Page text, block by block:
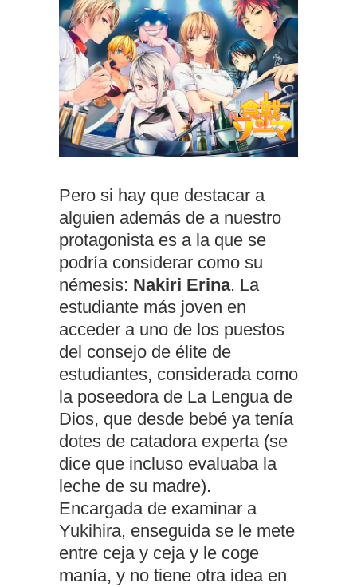
Pero si hay que destacar a
alguien además de a nuestro
protagonista es a la que se
podría considerar como su
némesis: Nakiri Erina. La
estudiante más joven en
acceder a uno de los puestos
del consejo de élite de
estudiantes, considerada como
la poseedora de La Lengua de
Dios, que desde bebé ya tenía
dotes de catadora experta (se
dice que incluso evaluaba la
leche de su madre).
Encargada de examinar a
Yukihira, enseguida se le mete
entre ceja y ceja y le coge
manía, y no tiene otra idea en